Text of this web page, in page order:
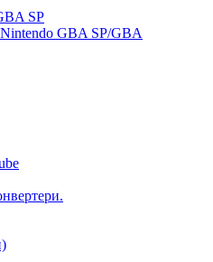
SP
GBA SP/GBA